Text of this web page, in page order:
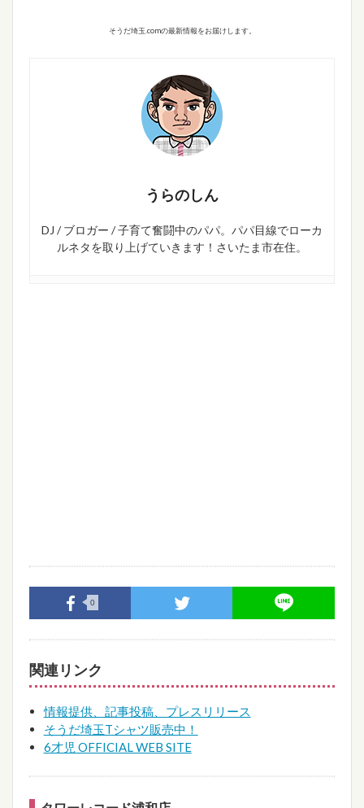
そうだ埼玉.comの最新情報をお届けします。
うらのしん
DJ / ブロガー / 子育て奮闘中のパパ。パパ目線でローカ
ルネタを取り上げていきます！さいたま市在住。
0
関連リンク
情報提供、記事投稿、プレスリリース
そうだ埼玉Tシャツ販売中！
6才児 OFFICIAL WEB SITE